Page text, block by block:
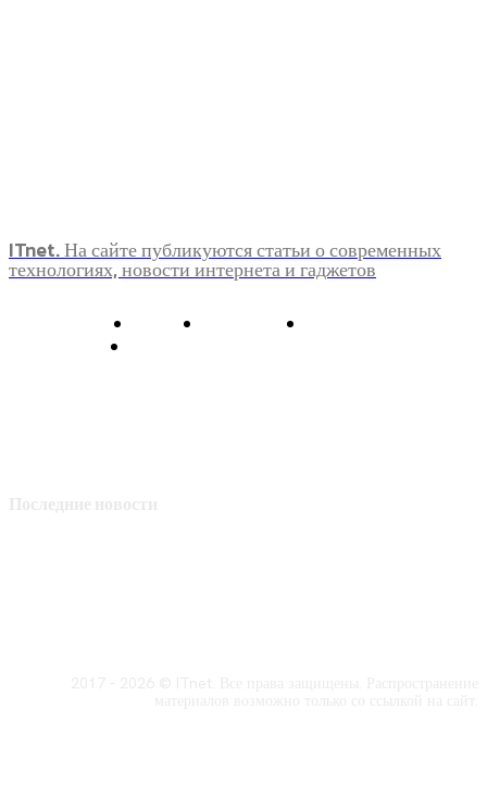
ITnet. На сайте публикуются статьи о современных
технологиях, новости интернета и гаджетов